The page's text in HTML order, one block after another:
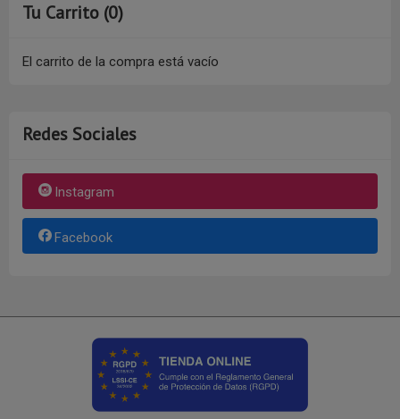
Tu Carrito (0)
El carrito de la compra está vacío
Redes Sociales
Instagram
Facebook